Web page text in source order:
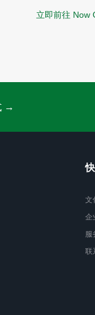
立即前往 Now
→
文
企
服
联